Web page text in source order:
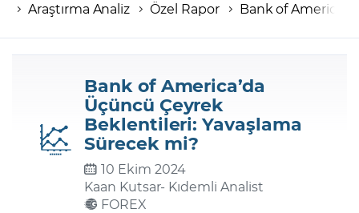
Hesap numaranız
Şifreniz
Şifremi Unuttum
Araştırma Analiz Özel Rapor Bank of
Bank of America’da
Üçüncü Çeyrek
Beklentileri: Yavaşlama
Sürecek mi?
10 Ekim 2024
Kaan Kutsar- Kıdemli Analist
FOREX